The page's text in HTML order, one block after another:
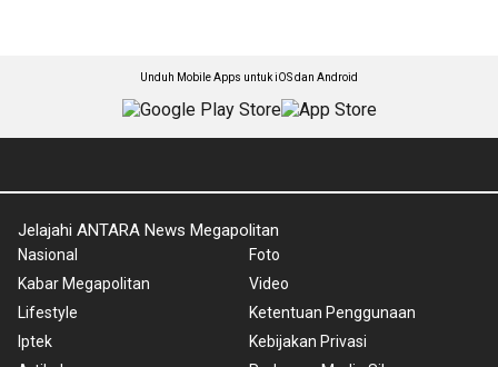
Unduh Mobile Apps untuk iOS dan Android
Jelajahi ANTARA News Megapolitan
Nasional
Kabar Megapolitan
Lifestyle
Iptek
Foto
Video
Ketentuan Penggunaan
Kebijakan Privasi